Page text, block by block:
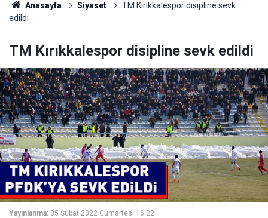
Anasayfa Siyaset
TM Kırıkkalespor disipline sevk
edildi
TM Kırıkkalespor disipline sevk edildi
Yayınlanma: 05 Şubat 2022 Cumartesi 16:22